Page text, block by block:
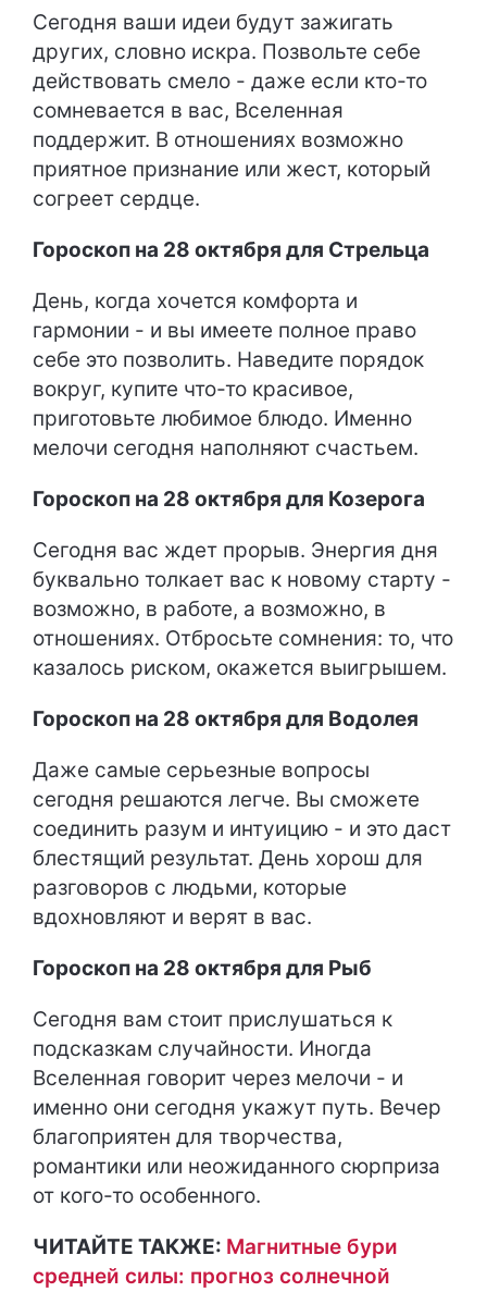
Сегодня ваши идеи будут зажигать
других, словно искра. Позвольте себе
действовать смело - даже если кто-то
сомневается в вас, Вселенная
поддержит. В отношениях возможно
приятное признание или жест, который
согреет сердце.
Гороскоп на 28 октября для Стрельца
День, когда хочется комфорта и
гармонии - и вы имеете полное право
себе это позволить. Наведите порядок
вокруг, купите что-то красивое,
приготовьте любимое блюдо. Именно
мелочи сегодня наполняют счастьем.
Гороскоп на 28 октября для Козерога
Сегодня вас ждет прорыв. Энергия дня
буквально толкает вас к новому старту -
возможно, в работе, а возможно, в
отношениях. Отбросьте сомнения: то, что
казалось риском, окажется выигрышем.
Гороскоп на 28 октября для Водолея
Даже самые серьезные вопросы
сегодня решаются легче. Вы сможете
соединить разум и интуицию - и это даст
блестящий результат. День хорош для
разговоров с людьми, которые
вдохновляют и верят в вас.
Гороскоп на 28 октября для Рыб
Сегодня вам стоит прислушаться к
подсказкам случайности. Иногда
Вселенная говорит через мелочи - и
именно они сегодня укажут путь. Вечер
благоприятен для творчества,
романтики или неожиданного сюрприза
от кого-то особенного.
ЧИТАЙТЕ ТАКЖЕ: Магнитные бури
средней силы: прогноз солнечной